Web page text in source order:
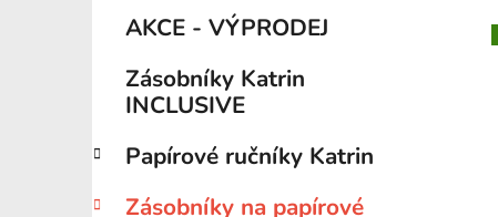
a
Přeskočit
kategorie
r
e
AKCE - VÝPRODEJ
Zásobníky Katrin
INCLUSIVE
Papírové ručníky Katrin
Zásobníky na papírové